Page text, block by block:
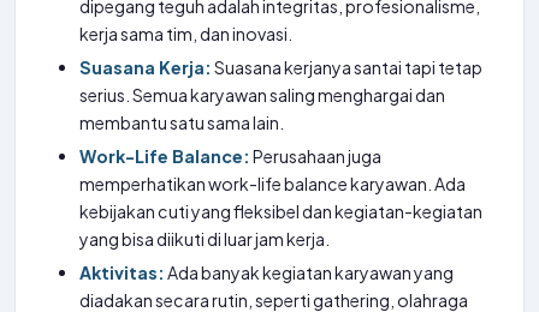
dipegang teguh adalah integritas, profesionalisme,
kerja sama tim, dan inovasi.
Suasana Kerja: Suasana kerjanya santai tapi tetap
serius. Semua karyawan saling menghargai dan
membantu satu sama lain.
Work-Life Balance: Perusahaan juga
memperhatikan work-life balance karyawan. Ada
kebijakan cuti yang fleksibel dan kegiatan-kegiatan
yang bisa diikuti di luar jam kerja.
Aktivitas: Ada banyak kegiatan karyawan yang
diadakan secara rutin, seperti gathering, olahraga